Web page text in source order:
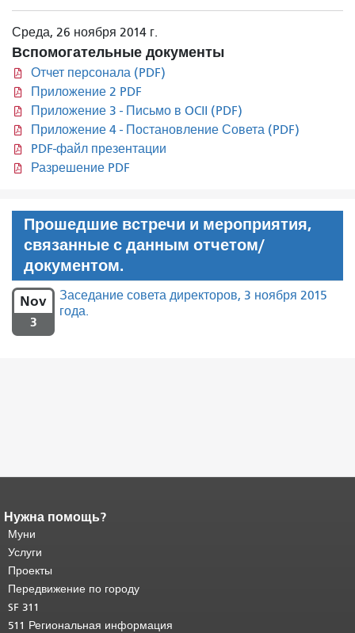
Среда, 26 ноября 2014 г.
Вспомогательные документы
Отчет персонала (PDF)
Приложение 2 PDF
Приложение 3 - Письмо в OCII (PDF)
Приложение 4 - Постановление Совета (PDF)
PDF-файл презентации
Разрешение PDF
Прошедшие встречи и мероприятия,
связанные с данным отчетом/
документом.
Nov
3
Заседание совета директоров, 3 ноября 2015
года.
Конец содержимого
страницы.
страницы повторяется на каждой
странице.
основного содержимого .
Нужна помощь?
Муни
Услуги
Проекты
Передвижение по городу
SF 311
511 Региональная информация